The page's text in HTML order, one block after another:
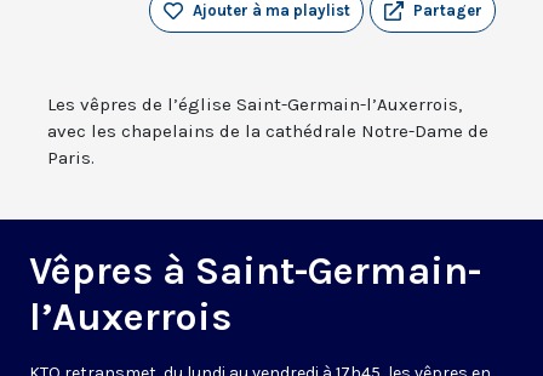
Partager
Ajouter à ma playlist
Les vêpres de l’église Saint-Germain-l’Auxerrois,
avec les chapelains de la cathédrale Notre-Dame de
Paris.
Vêpres à Saint-Germain-
l’Auxerrois